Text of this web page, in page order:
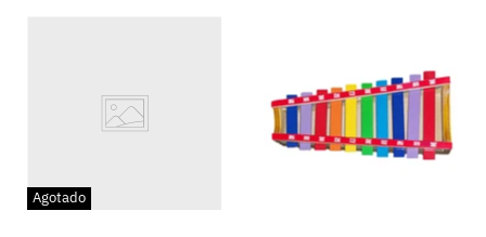
Agotado